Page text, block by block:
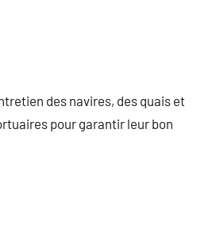
des navires, des quais et
pour garantir leur bon